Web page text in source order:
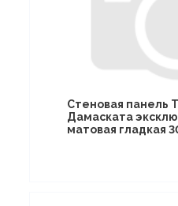
Стеновая панель
Дамаската
матовая гладкая